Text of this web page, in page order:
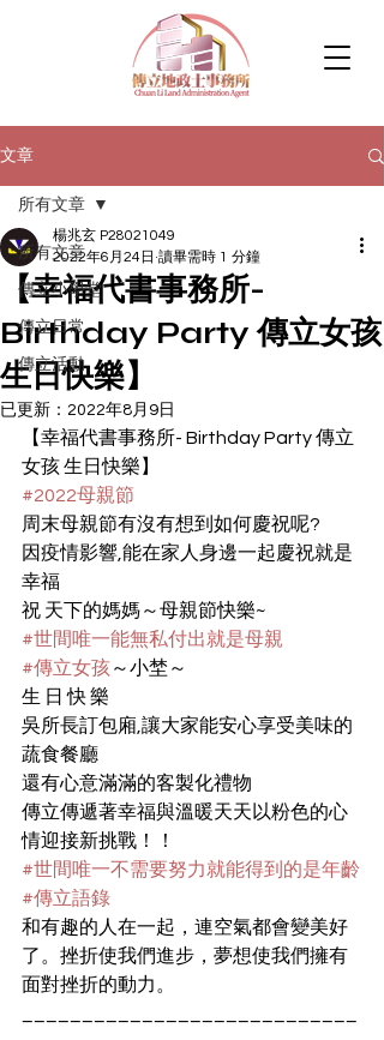
文章
所有文章
傳立小學堂
傳立日常
傳立活動
所有文章
【幸福代書事務所-
Birthday Party 傳立女孩
生日快樂】
楊兆玄 P28021049
2022年6月24日 讀畢需時 1 分鐘
已更新： 2022年8月9日
【幸福代書事務所- Birthday Party 傳立
女孩 生日快樂】
#2022母親節
周末母親節有沒有想到如何慶祝呢?
因疫情影響,能在家人身邊一起慶祝就是
幸福
祝 天下的媽媽～母親節快樂~
#世間唯一能無私付出就是母親
#傳立女孩～小埜～
生 日 快 樂
吳所長訂包廂,讓大家能安心享受美味的
蔬食餐廳
還有心意滿滿的客製化禮物
傳立傳遞著幸福與溫暖天天以粉色的心
情迎接新挑戰！！
#世間唯一不需要努力就能得到的是年齡
#傳立語錄
和有趣的人在一起，連空氣都會變美好
了。挫折使我們進步，夢想使我們擁有
面對挫折的動力。